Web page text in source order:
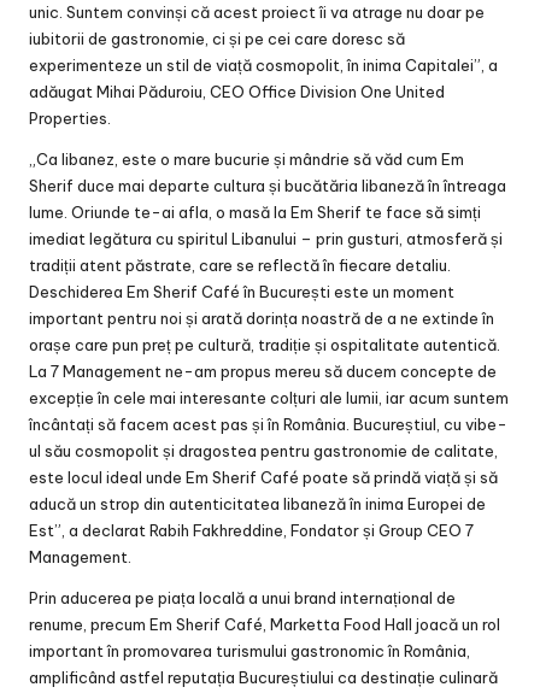
unic. Suntem convinși că acest proiect îi va atrage nu doar pe
iubitorii de gastronomie, ci și pe cei care doresc să
experimenteze un stil de viață cosmopolit, în inima Capitalei”, a
adăugat Mihai Păduroiu, CEO Office Division One United
Properties.
„Ca libanez, este o mare bucurie și mândrie să văd cum Em
Sherif duce mai departe cultura și bucătăria libaneză în întreaga
lume. Oriunde te-ai afla, o masă la Em Sherif te face să simți
imediat legătura cu spiritul Libanului – prin gusturi, atmosferă și
tradiții atent păstrate, care se reflectă în fiecare detaliu.
Deschiderea Em Sherif Café în București este un moment
important pentru noi și arată dorința noastră de a ne extinde în
orașe care pun preț pe cultură, tradiție și ospitalitate autentică.
La 7 Management ne-am propus mereu să ducem concepte de
excepție în cele mai interesante colțuri ale lumii, iar acum suntem
încântați să facem acest pas și în România. Bucureștiul, cu vibe-
ul său cosmopolit și dragostea pentru gastronomie de calitate,
este locul ideal unde Em Sherif Café poate să prindă viață și să
aducă un strop din autenticitatea libaneză în inima Europei de
Est”, a declarat Rabih Fakhreddine, Fondator și Group CEO 7
Management.
Prin aducerea pe piața locală a unui brand internațional de
renume, precum Em Sherif Café, Marketta Food Hall joacă un rol
important în promovarea turismului gastronomic în România,
amplificând astfel reputația Bucureștiului ca destinație culinară